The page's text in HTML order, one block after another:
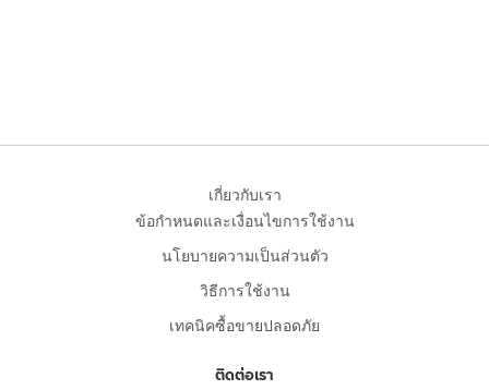
เกี่ยวกับเรา
ข้อกำหนดและเงื่อนไขการใช้งาน
นโยบายความเป็นส่วนตัว
วิธีการใช้งาน
เทคนิคซื้อขายปลอดภัย
ติดต่อเรา